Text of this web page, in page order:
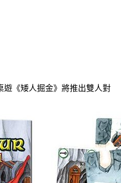
遊《矮人掘金》將推出雙人對